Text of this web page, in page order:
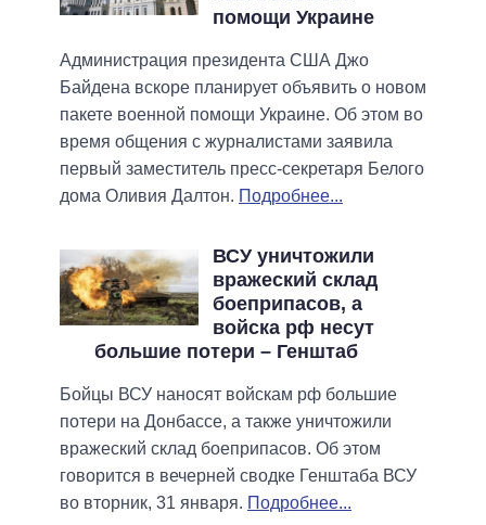
помощи Украине
Администрация президента США Джо
Байдена вскоре планирует объявить о новом
пакете военной помощи Украине. Об этом во
время общения с журналистами заявила
первый заместитель пресс-секретаря Белого
дома Оливия Далтон. Подробнее...
ВСУ уничтожили
вражеский склад
боеприпасов, а
войска рф несут
большие потери – Генштаб
Бойцы ВСУ наносят войскам рф большие
потери на Донбассе, а также уничтожили
вражеский склад боеприпасов. Об этом
говорится в вечерней сводке Генштаба ВСУ
во вторник, 31 января. Подробнее...